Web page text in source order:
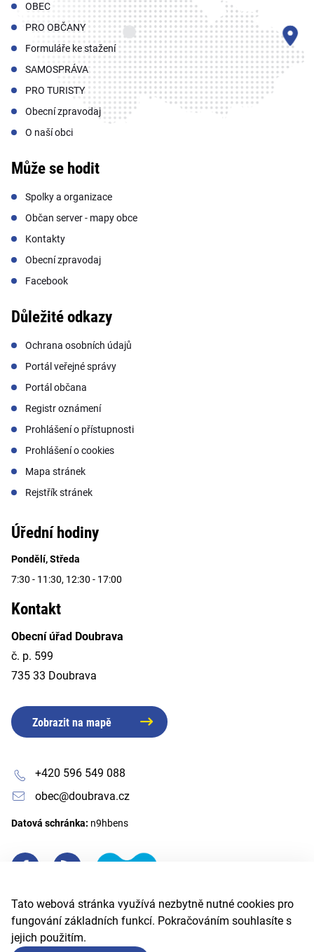
Tato webová stránka využívá nezbytně nutné cookies pro
fungování základních funkcí. Pokračováním souhlasíte s
jejich použitím.
OBEC
PRO OBČANY
Formuláře ke stažení
SAMOSPRÁVA
PRO TURISTY
Obecní zpravodaj
O naší obci
Může se hodit
Spolky a organizace
Občan server - mapy obce
Kontakty
Obecní zpravodaj
Facebook
Důležité odkazy
Ochrana osobních údajů
Portál veřejné správy
Portál občana
Registr oznámení
Prohlášení o přístupnosti
Prohlášení o cookies
Mapa stránek
Rejstřík stránek
Úřední hodiny
Pondělí, Středa
7:30 - 11:30, 12:30 - 17:00
Kontakt
Obecní úřad Doubrava
č. p. 599
735 33 Doubrava
Zobrazit na mapě
+420 596 549 088
obec@doubrava.cz
Datová schránka: n9hbens